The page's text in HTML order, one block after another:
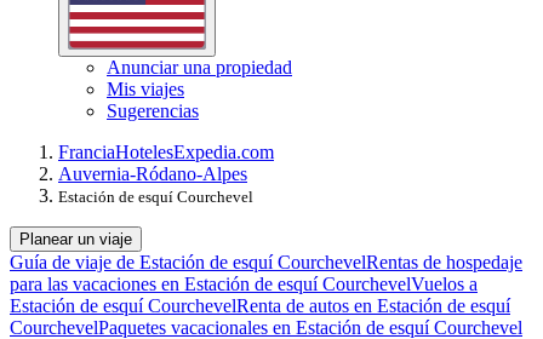
Anunciar una propiedad
Mis viajes
Sugerencias
FranciaHotelesExpedia.com
Auvernia-Ródano-Alpes
Estación de esquí Courchevel
Planear un viaje
Guía de viaje de Estación de esquí CourchevelRentas de hospedaje
para las vacaciones en Estación de esquí CourchevelVuelos a
Estación de esquí CourchevelRenta de autos en Estación de esquí
CourchevelPaquetes vacacionales en Estación de esquí Courchevel